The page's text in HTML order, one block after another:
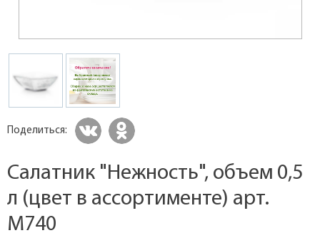
Поделиться:
Салатник "Нежность", объем 0,5
л (цвет в ассортименте) арт.
M740